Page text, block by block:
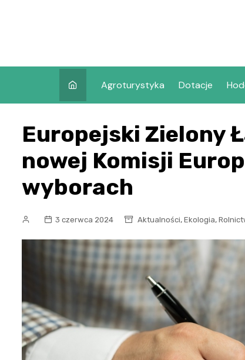
Agroturystyka Dotacje
Europejski Zielony
nowej Komisji
wyborach
3 czerwca 2024 Aktualności, Ekologia,